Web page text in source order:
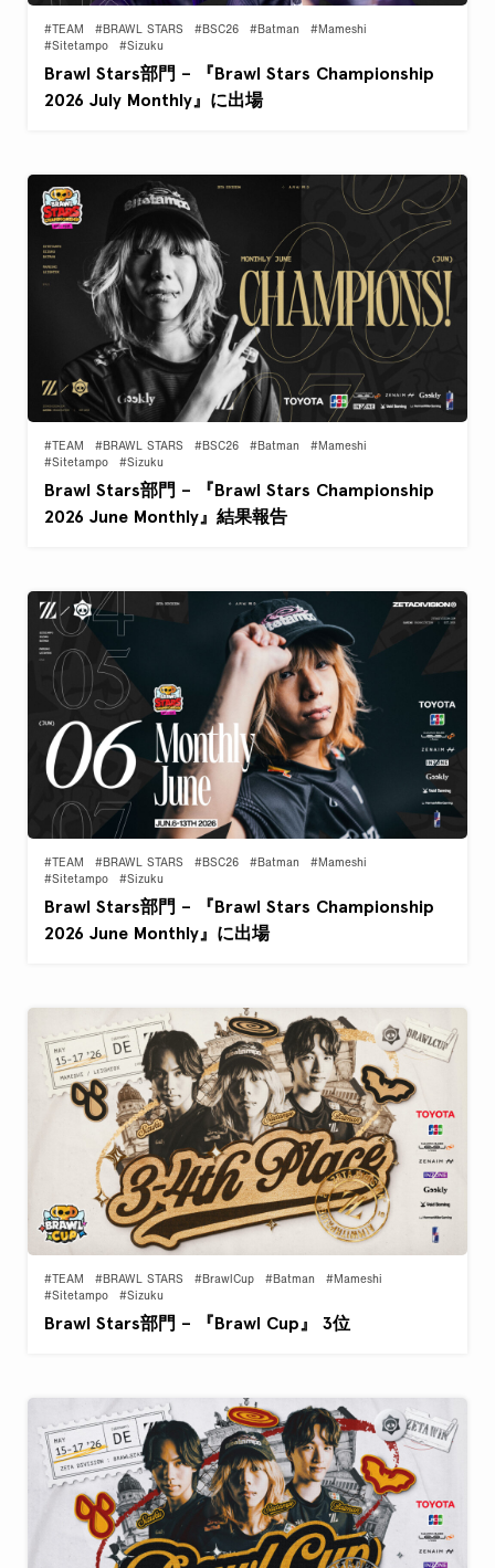
#TEAM #BRAWL STARS #BSC26 #Batman
#Mameshi
#Sitetampo
#Sizuku
Brawl Stars部門 – 『Brawl Stars Championship
2026 July Monthly』に出場
#TEAM #BRAWL STARS #BSC26 #Batman
#Mameshi
#Sitetampo
#Sizuku
Brawl Stars部門 – 『Brawl Stars Championship
2026 June Monthly』結果報告
#TEAM #BRAWL STARS #BSC26 #Batman
#Mameshi
#Sitetampo
#Sizuku
Brawl Stars部門 – 『Brawl Stars Championship
2026 June Monthly』に出場
#TEAM #BRAWL STARS #BrawlCup #Batman
#Mameshi
#Sitetampo
#Sizuku
Brawl Stars部門 – 『Brawl Cup』 3位